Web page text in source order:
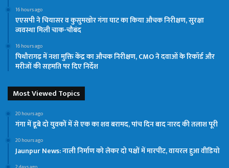
16 hours ago
एएसपी ने चियासर व कुसुमखोर गंगा घाट का किया औचक निरीक्षण, सुरक्षा
व्यवस्था मिली चाक-चौबंद
16 hours ago
पिथौरागढ़ में नशा मुक्ति केंद्र का औचक निरीक्षण, CMO ने दवाओं के रिकॉर्ड और
मरीजों की सहमति पर दिए निर्देश
Most Viewed Topics
20 hours ago
गंगा में डूबे दो युवकों में से एक का शव बरामद, पांच दिन बाद नारद की तलाश पूरी
20 hours ago
Jaunpur News: नाली निर्माण को लेकर दो पक्षों में मारपीट, वायरल हुआ वीडियो